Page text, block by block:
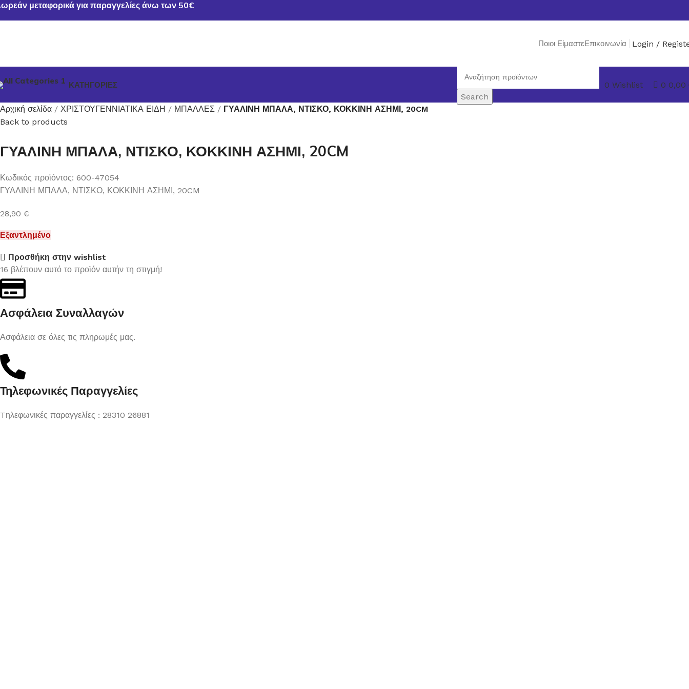
μεταφορικά για παραγγελίες άνω των 50€
Ποιοι ΕίμαστεΕπικοινωνία Login /
ΚΑΤΗΓΟΡΙΕΣ
Search
0 Wishlist 0 0,00
Αρχική σελίδα ΧΡΙΣΤΟΥΓΕΝΝΙΑΤΙΚΑ ΕΙΔΗ ΜΠΑΛΛΕΣ
ΓΥΑΛΙΝΗ ΜΠΑΛΑ, ΝΤΙΣΚΟ, ΚΟΚΚΙΝΗ ΑΣΗΜΙ, 20CM
Back to products
ΓΥΑΛΙΝΗ ΜΠΑΛΑ, ΝΤΙΣΚΟ, ΚΟΚΚΙΝΗ ΑΣΗΜΙ, 20CM
Κωδικός προϊόντος: 600-47054
ΓΥΑΛΙΝΗ ΜΠΑΛΑ, ΝΤΙΣΚΟ, ΚΟΚΚΙΝΗ ΑΣΗΜΙ, 20CM
28,90 €
Εξαντλημένο
Προσθήκη στην wishlist
16 βλέπουν αυτό το προϊόν αυτήν τη στιγμή!
Ασφάλεια Συναλλαγών
Ασφάλεια σε όλες τις πληρωμές μας.
Τηλεφωνικές Παραγγελίες
Tηλεφωνικές παραγγελίες : 28310 26881